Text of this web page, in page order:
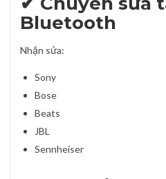
Bluetooth
Nhận sửa:
Sony
Bose
Beats
JBL
Sennheiser